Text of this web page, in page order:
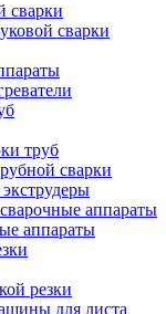
сварки
сварки
труб
сварки
аппараты
аппараты
резки
для листа